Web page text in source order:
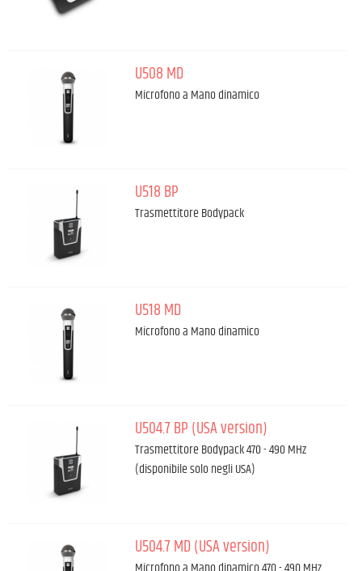
U508 MD
Microfono a Mano dinamico
U518 BP
Trasmettitore Bodypack
U518 MD
Microfono a Mano dinamico
U504.7 BP (USA version)
Trasmettitore Bodypack 470 - 490 MHz
(disponibile solo negli USA)
U504.7 MD (USA version)